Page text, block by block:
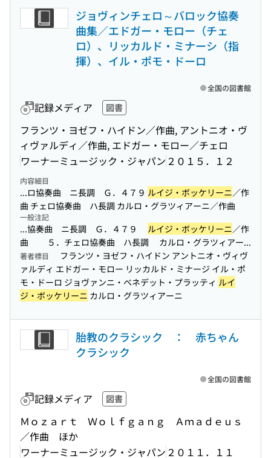
ジョヴィンチェロ～バロック協奏
曲集／エドガー・モロー（チェ
ロ）、リッカルド・ミナーシ（指
揮）、イル・ポモ・ドーロ
記録メディア 図書
フランツ・ヨゼフ・ハイドン／作曲, アントニオ・ヴ
ィヴァルディ／作曲, エドガー・モロー／チェロ
ワーナーミュージック・ジャパン ２０１５．１２
全国の図書館
内容細目
...ロ協奏曲 ニ長調 Ｇ．４７９ ルイジ・ボッケリーニ／作
曲 チェロ協奏曲 ハ長調 カルロ・グラツィアーニ／作曲
一般注記
...協奏曲 ニ長調 Ｇ．４７９ ルイジ・ボッケリーニ／作
曲 ５．チェロ協奏曲 ハ長調 カルロ・グラツィアー...
著者標目
フランツ・ヨゼフ・ハイドン アントニオ・ヴィヴ
ァルディ エドガー・モロー リッカルド・ミナージ イル・ポ
モ・ドーロ ジョヴァンニ・ベネデット・プラッティ ルイ
ジ・ボッケリーニ カルロ・グラツィアーニ
胎教のクラシック ： 赤ちゃん
クラシック
記録メディア 図書
Ｍｏｚａｒｔ Ｗｏｌｆｇａｎｇ Ａｍａｄｅｕｓ
／作曲 ほか
ワーナーミュージック・ジャパン ２０１１．１１
全国の図書館